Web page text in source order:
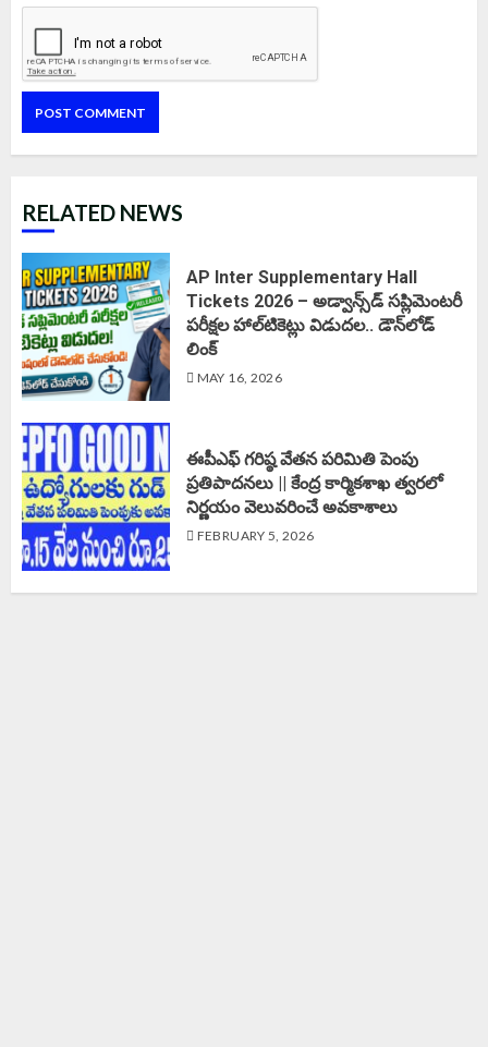
RELATED NEWS
AP Inter Supplementary Hall
Tickets 2026 – అడ్వాన్స్‌డ్ సప్లిమెంటరీ
పరీక్షల హాల్‌టికెట్లు విడుదల.. డౌన్‌లోడ్
లింక్‌
MAY 16, 2026
ఈపీఎఫ్‌ గరిష్ఠ వేతన పరిమితి పెంపు
ప్రతిపాదనలు || కేంద్ర కార్మికశాఖ త్వరలో
నిర్ణయం వెలువరించే అవకాశాలు
FEBRUARY 5, 2026